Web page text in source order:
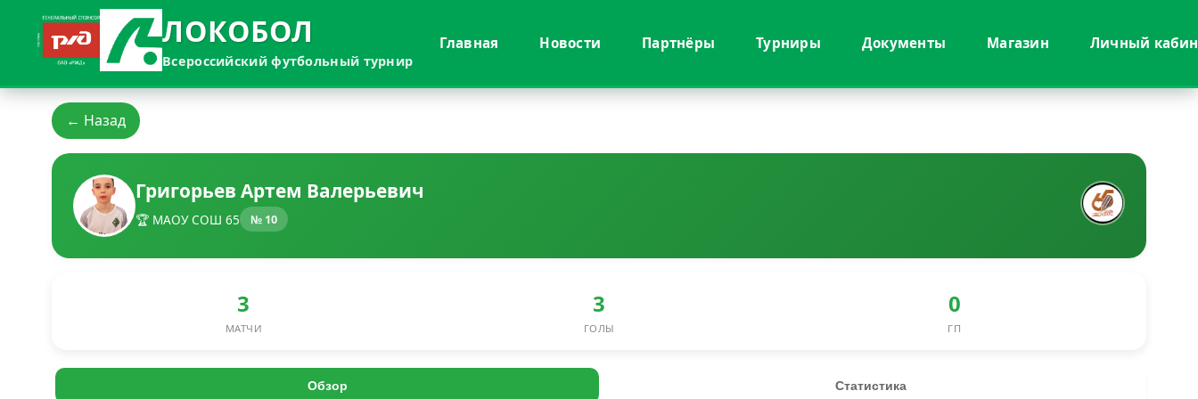
ЛОКОБОЛ
Всероссийский футбольный турнир
Главная Новости Партнёры Турниры Документы Магазин Личный
← Назад
Григорьев Артем Валерьевич
🏆 МАОУ СОШ 65 № 10
3
МАТЧИ
3
ГОЛЫ
0
ГП
Обзор Статистика